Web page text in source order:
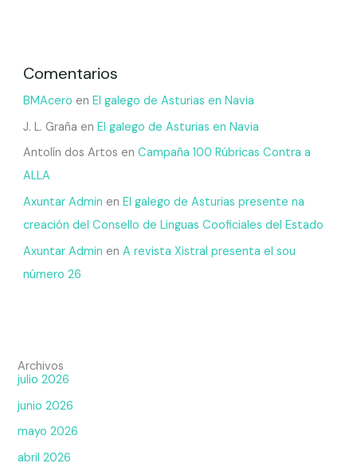
Comentarios
BMAcero en El galego de Asturias en Navia
J. L. Graña en El galego de Asturias en Navia
Antolín dos Artos en Campaña 100 Rúbricas Contra a
ALLA
Axuntar Admin en El galego de Asturias presente na
creación del Consello de Linguas Cooficiales del Estado
Axuntar Admin en A revista Xistral presenta el sou
número 26
Archivos
julio 2026
junio 2026
mayo 2026
abril 2026